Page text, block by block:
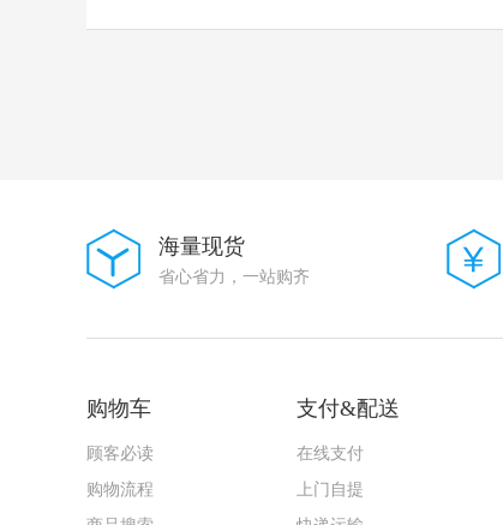
G-Switch(品赞)
FUXINSEMI(富芯森美)
CAX(创都)
ZHOURI(洲日)
TECH PUBLIC(台舟)
XKB Connectivity(中国星坤)
海量现货
省心省力，一站购齐
购物车
顾客必读
购物流程
支付&配送
在线支付
上门自提